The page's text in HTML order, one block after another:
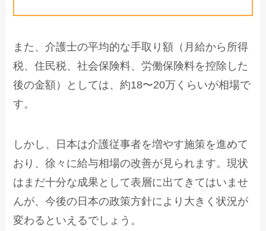
また、介護士の平均的な手取り額（月給から所得
税、住民税、社会保険料、労働保険料を控除した
後の金額）としては、約18〜20万くらいが相場で
す。
しかし、日本は介護従事者を増やす施策を進めて
おり、徐々に給与相場の改善が見られます。現状
はまだ十分な成果として表層に出てきてはいませ
んが、今後の日本の政策方針により大きく状況が
変わるといえるでしょう。